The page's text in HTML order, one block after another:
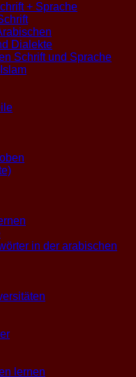
+ Sprache
Dialekte
Schrift und Sprache
in der arabischen
lernen